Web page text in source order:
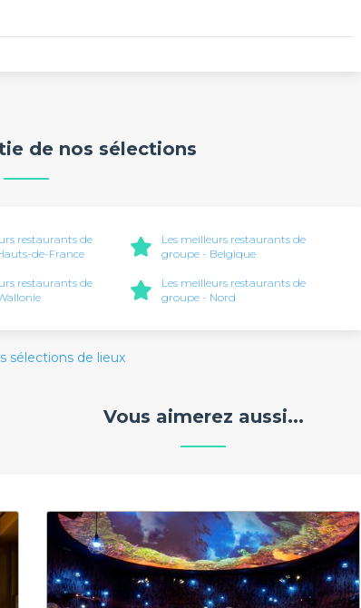
de nos sélections
restaurants de
de-France
Les meilleurs restaurants de
groupe - Belgique
restaurants de
Les meilleurs restaurants de
groupe - Nord
sélections de lieux
Vous aimerez aussi...